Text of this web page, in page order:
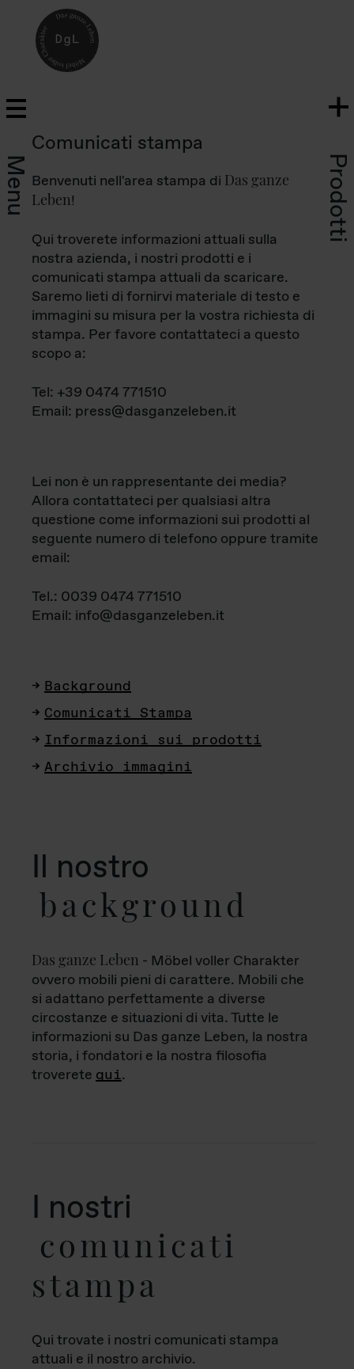
Menu Prodotti
Comunicati stampa
Benvenuti nell'area stampa di Das ganze
Leben!
Qui troverete informazioni attuali sulla
nostra azienda, i nostri prodotti e i
comunicati stampa attuali da scaricare.
Saremo lieti di fornirvi materiale di testo e
immagini su misura per la vostra richiesta di
stampa. Per favore contattateci a questo
scopo a:
Tel: +39 0474 771510
Email: press@dasganzeleben.it
Lei non è un rappresentante dei media?
Allora contattateci per qualsiasi altra
questione come informazioni sui prodotti al
seguente numero di telefono oppure tramite
email:
Tel.: 0039 0474 771510
Email: info@dasganzeleben.it
Background
Comunicati Stampa
Informazioni sui prodotti
Archivio immagini
Il nostro
background
Das ganze Leben - Möbel voller Charakter
ovvero mobili pieni di carattere. Mobili che
si adattano perfettamente a diverse
circostanze e situazioni di vita. Tutte le
informazioni su Das ganze Leben, la nostra
storia, i fondatori e la nostra filosofia
troverete qui.
I nostri
comunicati
stampa
Qui trovate i nostri comunicati stampa
attuali e il nostro archivio.